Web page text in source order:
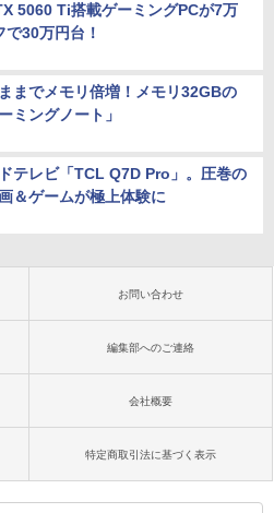
5060 Ti搭載ゲーミングPCが7万
30万円台！
までメモリ倍増！メモリ32GBの
ミングノート」
テレビ「TCL Q7D Pro」。圧巻の
＆ゲームが極上体験に
お問い合わせ
編集部へのご連絡
会社概要
特定商取引法に基づく表示